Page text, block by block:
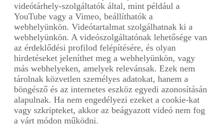
videótárhely-szolgáltatók által, mint például a
YouTube vagy a Vimeo, beállíthatók a
webhelyünkön. Videótartalmat szolgálhatnak ki a
webhelyünkön. A videószolgáltatónak lehetősége van
az érdeklődési profilod felépítésére, és olyan
hirdetéseket jeleníthet meg a webhelyünkön, vagy
más webhelyeken, amelyek relevánsak. Ezek nem
tárolnak közvetlen személyes adatokat, hanem a
böngésző és az internetes eszköz egyedi azonosításán
alapulnak. Ha nem engedélyezi ezeket a cookie-kat
vagy szkripteket, akkor az beágyazott videó nem fog
a várt módon működni.